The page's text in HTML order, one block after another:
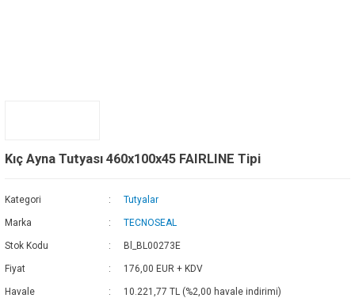
Kıç Ayna Tutyası 460x100x45 FAIRLINE Tipi
Kategori Tutyalar
Marka TECNOSEAL
Stok Kodu Bl_BL00273E
Fiyat 176,00 EUR + KDV
Havale 10.221,77 TL (%2,00 havale indirimi)